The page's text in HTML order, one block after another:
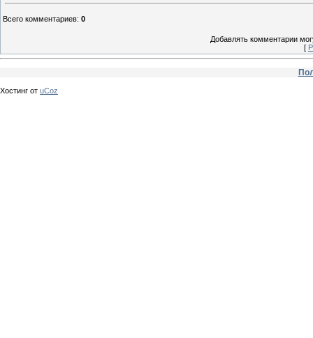
Всего комментариев: 0
Добавлять комментарии
[
Хостинг от uCoz